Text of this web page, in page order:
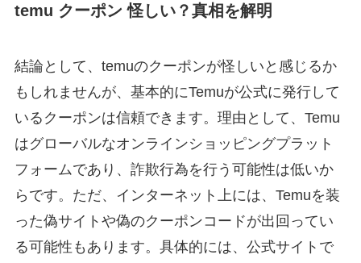
temu クーポン 怪しい？真相を解明
結論として、temuのクーポンが怪しいと感じるか
もしれませんが、基本的にTemuが公式に発行して
いるクーポンは信頼できます。理由として、Temu
はグローバルなオンラインショッピングプラット
フォームであり、詐欺行為を行う可能性は低いか
らです。ただ、インターネット上には、Temuを装
った偽サイトや偽のクーポンコードが出回ってい
る可能性もあります。具体的には、公式サイトで